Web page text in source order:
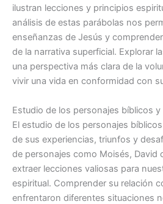
ilustran lecciones y principios
análisis de estas parábolas nos
enseñanzas de Jesús y
de la narrativa superficial. Explorar
una perspectiva más clara de la
vivir una vida en conformidad con
Estudio de los personajes bíblicos
El estudio de los personajes
de sus experiencias, triunfos y
de personajes como Moisés, David
extraer lecciones valiosas para
espiritual. Comprender su relación
enfrentaron diferentes situaciones